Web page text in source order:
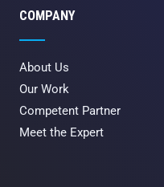
COMPANY
About Us
Our Work
Competent Partner
Meet the Expert